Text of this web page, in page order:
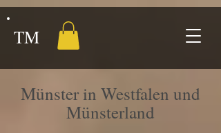
TM
Münster in Westfalen und
Münsterland